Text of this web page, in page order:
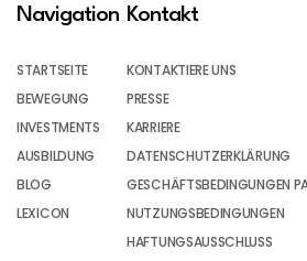
Navigation
STARTSEITE
BEWEGUNG
INVESTMENTS
AUSBILDUNG
BLOG
LEXICON
Kontakt
KONTAKTIERE UNS
PRESSE
KARRIERE
DATENSCHUTZERKLÄRUNG
GESCHÄFTSBEDINGUNGEN
NUTZUNGSBEDINGUNGEN
HAFTUNGSAUSSCHLUSS